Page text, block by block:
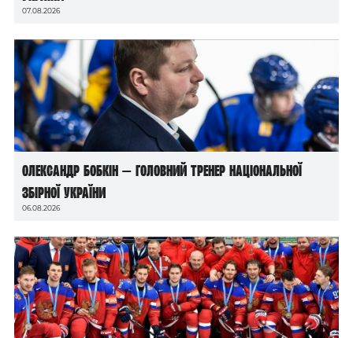
07.08.2026
Олександр Бобкін — головний тренер національної
збірної України
06.08.2026